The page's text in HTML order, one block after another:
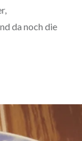
da noch die